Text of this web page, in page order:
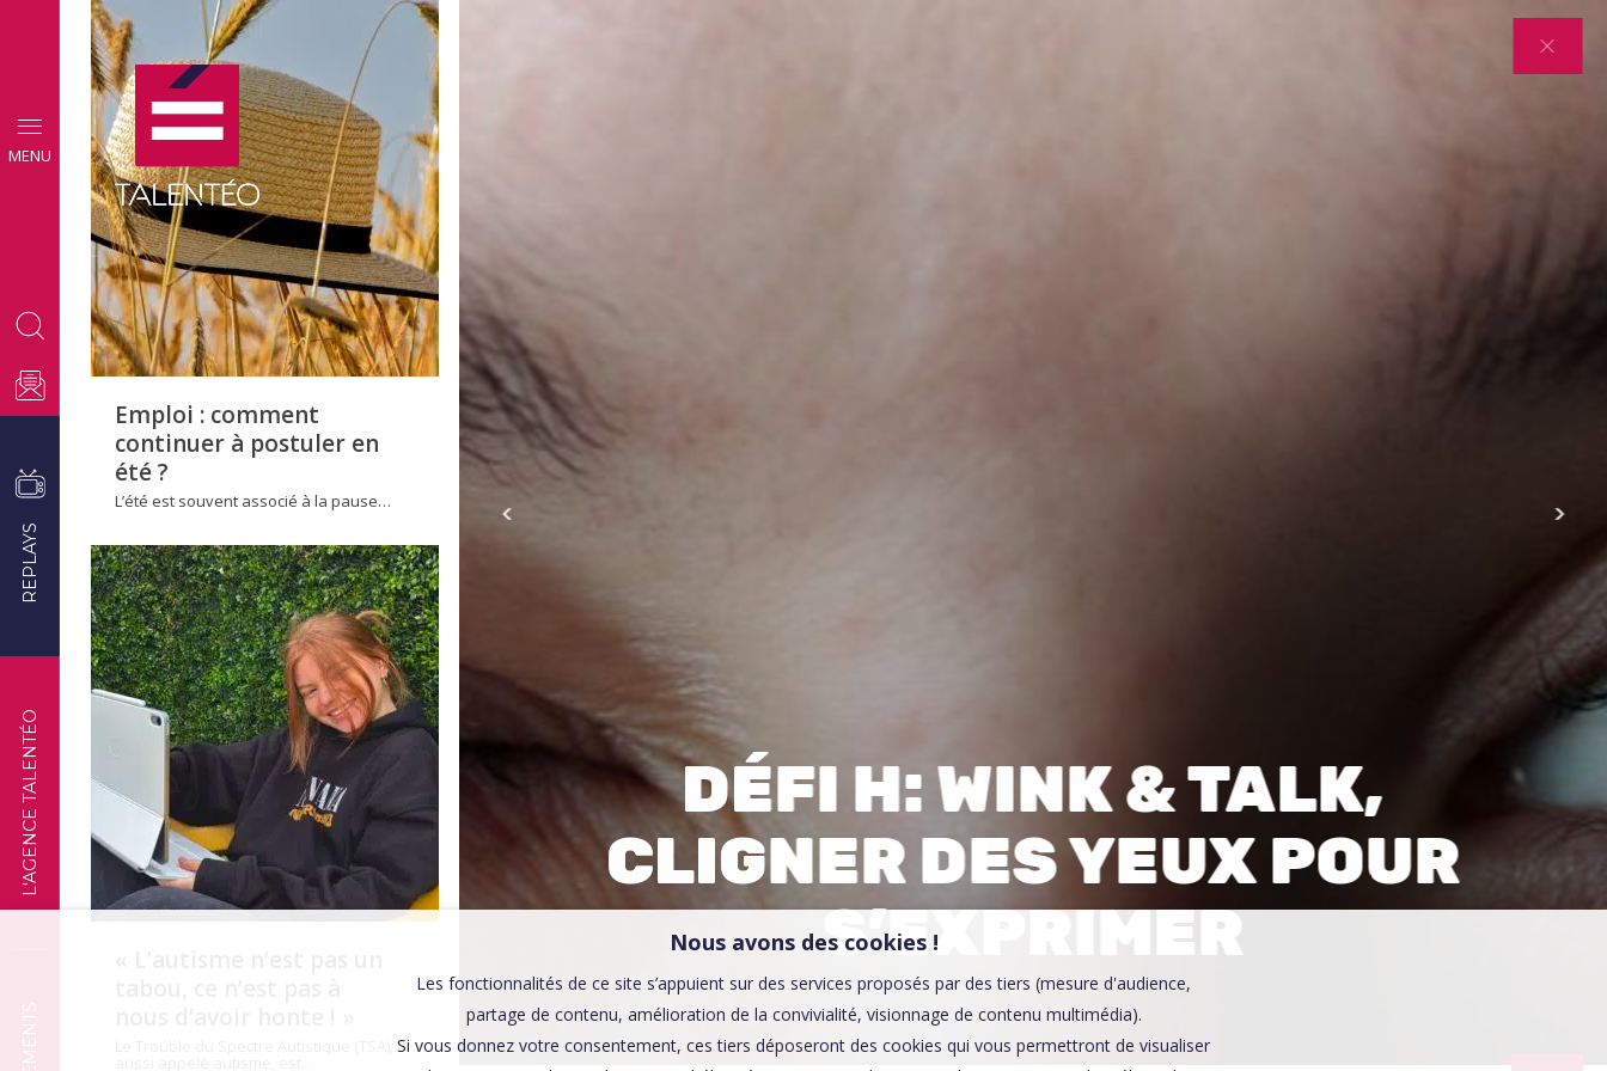
MENU
L'AGENCE TALENTÉO
REPLAYS
CONSEILS
EMPLOI
Emploi : comment
continuer à postuler en
été ?
L’été est souvent associé à la pause…
TÉMOIGNAGES
DÉFI H: WINK & TALK,
CLIGNER DES YEUX POUR
S’EXPRIMER
Affaires sensibles
Nous avons des cookies !
Les fonctionnalités de ce site s’appuient sur des services proposés par des tiers (mesure d'audience,
partage de contenu, amélioration de la convivialité, visionnage de contenu multimédia).
Si vous donnez votre consentement, ces tiers déposeront des cookies qui vous permettront de visualiser